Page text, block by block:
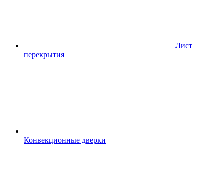
Лист
перекрытия
Конвекционные дверки